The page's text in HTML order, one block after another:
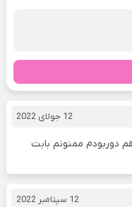
12 جولای 2022
دوربودم ممنونم بابت
12 سپتامبر 2022